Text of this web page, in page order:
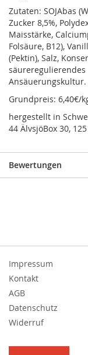
Zutaten: SOJAbas
Zucker 8,5%,
Maisstärke,
Folsäure, B12),
(Pektin), Salz,
Ansäuerungskultur.
Grundpreis: 6,40€/
hergestellt in
44 ÄlvsjöBox 30,
Bewertungen
Impressum
Kontakt
AGB
Datenschutz
Widerruf